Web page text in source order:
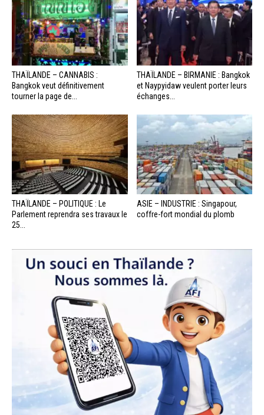
THAÏLANDE – CANNABIS :
Bangkok veut définitivement
tourner la page de...
THAÏLANDE – BIRMANIE : Bangkok
et Naypyidaw veulent porter leurs
échanges...
THAÏLANDE – POLITIQUE : Le
Parlement reprendra ses travaux le
25...
ASIE – INDUSTRIE : Singapour,
coffre-fort mondial du plomb